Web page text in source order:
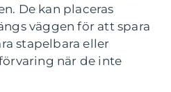
De kan placeras
väggen för att spara
stapelbara eller
när de inte